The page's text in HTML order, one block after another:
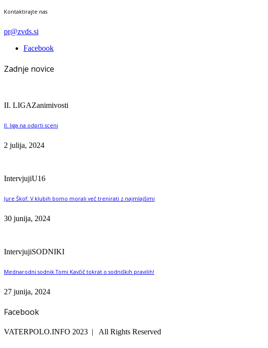
Kontaktirajte nas
pr@zvds.si
Facebook
Zadnje novice
II. LIGAZanimivosti
II. liga na odprti sceni
2 julija, 2024
IntervjujiU16
Jure Škof: V klubih bomo morali več trenirati z najmlajšimi
30 junija, 2024
IntervjujiSODNIKI
Mednarodni sodnik Tomi Kavčič tokrat o sodniških pravilih!
27 junija, 2024
Facebook
VATERPOLO.INFO 2023 | All Rights Reserved